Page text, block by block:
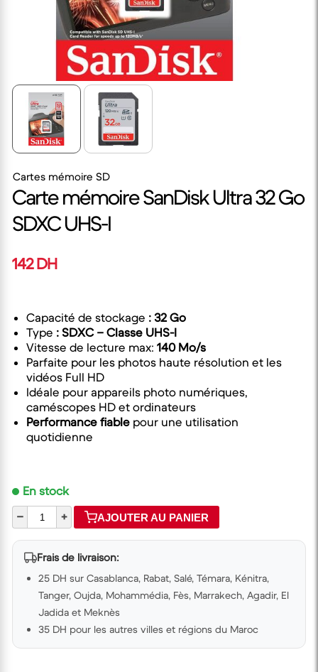
Cartes mémoire SD
Carte mémoire SanDisk Ultra 32 Go
SDXC UHS-I
142 DH
Capacité de stockage :32 Go
Type :SDXC – Classe UHS-I
Vitesse de lecture max: 140 Mo/s
Parfaite pour les photos haute résolution et les
vidéos Full HD
Idéale pour appareils photo numériques,
caméscopes HD et ordinateurs
Performance fiable pour une utilisation
quotidienne
En stock
–
+ AJOUTER AU PANIER
Frais de livraison:
25 DH sur Casablanca, Rabat, Salé, Témara, Kénitra,
Tanger, Oujda, Mohammédia, Fès, Marrakech, Agadir, El
Jadida et Meknès
35 DH pour les autres villes et régions du Maroc